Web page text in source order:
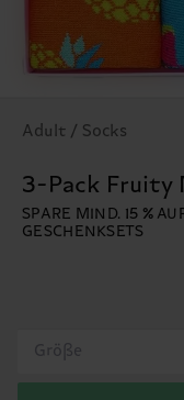
Adult / Socks
3-Pack Fruity
SPARE MIND. 15 %
GESCHENKSETS
Größe